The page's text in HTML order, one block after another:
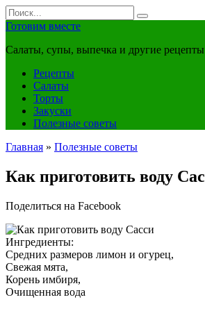
Перейти
к
Search
for:
Готовим вместе
Салаты, супы, выпечка и другие
Рецепты
Салаты
Торты
Закуски
Полезные советы
Главная » Полезные советы
Как приготовить воду
Поделиться на Facebook
Ингредиенты:
Средних размеров лимон и огурец,
Свежая мята,
Корень имбиря,
Очищенная вода